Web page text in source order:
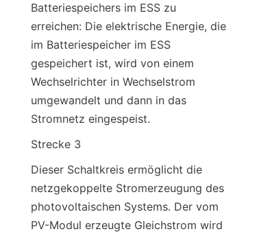
Batteriespeichers im ESS zu
erreichen: Die elektrische Energie, die
im Batteriespeicher im ESS
gespeichert ist, wird von einem
Wechselrichter in Wechselstrom
umgewandelt und dann in das
Stromnetz eingespeist.
Strecke 3
Dieser Schaltkreis ermöglicht die
netzgekoppelte Stromerzeugung des
photovoltaischen Systems. Der vom
PV-Modul erzeugte Gleichstrom wird